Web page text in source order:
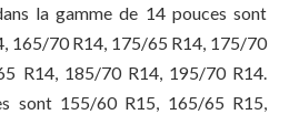
la gamme de 14 pouces sont
165/70 R14, 175/65 R14, 175/70
R14, 185/70 R14, 195/70 R14.
sont 155/60 R15, 165/65 R15,